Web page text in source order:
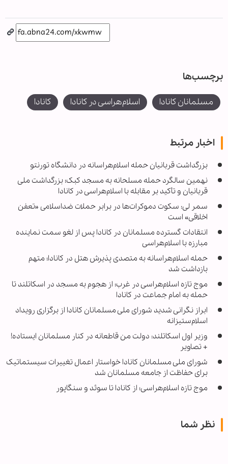
برچسب‌ها
مسلمانان کانادا اسلام‌هراسی در کانادا کانادا
اخبار مرتبط
بزرگداشت قربانیان حمله اسلام‌هراسانه در دانشگاه تورنتو
نهمین سالگرد حمله مسلحانه به مسجد کبک؛ بزرگداشت ملی
قربانیان و تأکید بر مقابله با اسلام‌هراسی در کانادا
سمر لی: سکوت دموکرات‌ها در برابر حملات ضداسلامی «تعفن
اخلاقی» است
انتقادات گسترده مسلمانان در کانادا پس از لغو سمت نماینده
مبارزه با اسلام‌هراسی
حمله اسلام‌هراسانه به متصدی پذیرش هتل در کانادا؛ متهم
بازداشت شد
موج تازه اسلام‌هراسی در غرب؛ از هجوم به مسجد در اسکاتلند تا
حمله به امام جماعت در کانادا
ابراز نگرانی شدید شورای ملی مسلمانان کانادا از برگزاری رویداد
اسلام‌ستیزانه
وزیر اول اسکاتلند: دولت من قاطعانه در کنار مسلمانان ایستاده!
+ تصاویر
شورای ملی مسلمانان کانادا خواستار اعمال تغییرات سیستماتیک
برای حفاظت از جامعه مسلمانان شد
موج تازه اسلام‌هراسی؛ از کانادا تا سوئد و سنگاپور
نظر شما